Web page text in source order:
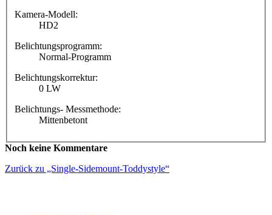
Kamera-Modell:
HD2
Belichtungsprogramm:
Normal-Programm
Belichtungskorrektur:
0 LW
Belichtungs- Messmethode:
Mittenbetont
Noch keine Kommentare
Zurück zu „Single-Sidemount-Toddystyle“